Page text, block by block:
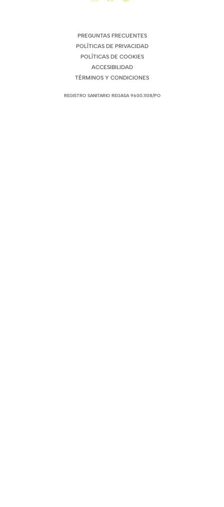
PREGUNTAS FRECUENTES
POLÍTICAS DE PRIVACIDAD
POLÍTICAS DE COOKIES
ACCESIBILIDAD
TÉRMINOS Y CONDICIONES
REGISTRO SANITARIO REGASA 9600.1108/PO